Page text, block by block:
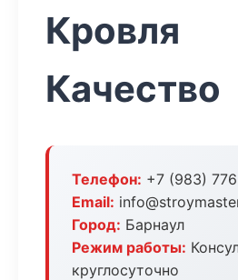
Кровля
Качество
Телефон: +7 (983)
Email:
Город: Барнаул
Режим работы:
круглосуточно